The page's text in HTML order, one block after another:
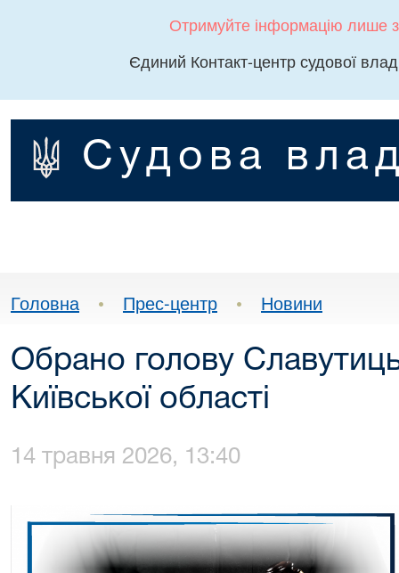
Отримуйте інформацію лише
Єдиний Контакт-центр судової
Судова
Головна • Прес-центр • Новини
Обрано голову
Київської області
14 травня 2026, 13:40